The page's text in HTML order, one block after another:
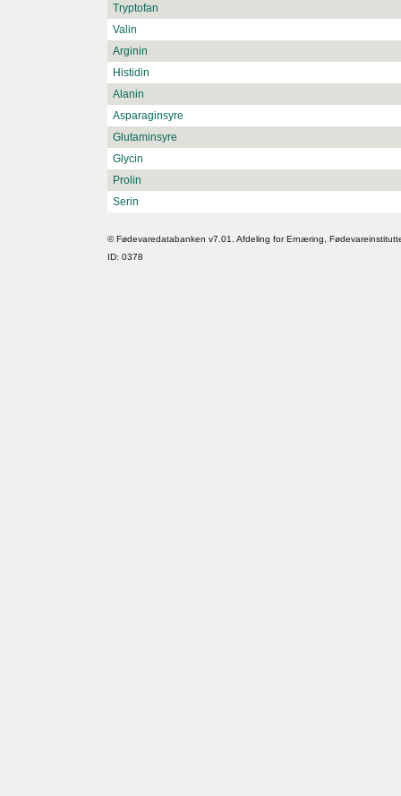
Tryptofan
Valin
Arginin
Histidin
Alanin
Asparaginsyre
Glutaminsyre
Glycin
Prolin
Serin
© Fødevaredatabanken v7.01. Afdeling for Ernæring,
ID: 0378